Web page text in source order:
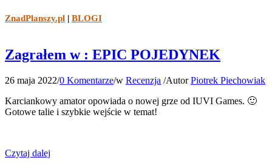
ZnadPlanszy.pl | BLOGI
Zagrałem w : EPIC POJEDYNEK
26 maja 2022/0 Komentarze/w Recenzja /AutorPiotrek Piechowiak
Karciankowy amator opowiada o nowej grze od IUVI Games. 🙂
Gotowe talie i szybkie wejście w temat!
Czytaj dalej